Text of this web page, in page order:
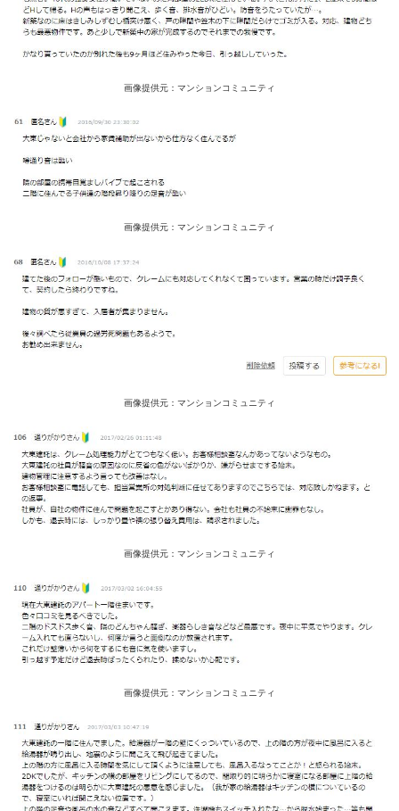
画像提供元：マンションコミュニティ
画像提供元：マンションコミュニティ
画像提供元：マンションコミュニティ
画像提供元：マンションコミュニティ
画像提供元：マンションコミュニティ